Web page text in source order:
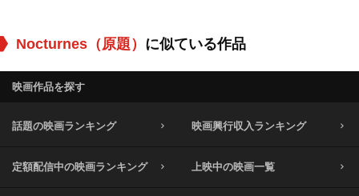
Nocturnes（原題） に似ている作品
映画作品を探す
話題の映画ランキング 映画興行収入ランキング
定額配信中の映画ランキング 上映中の映画一覧